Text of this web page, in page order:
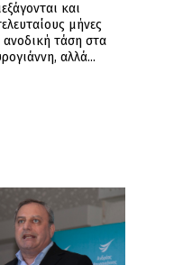
και
μήνες
τάση στα
αλλά